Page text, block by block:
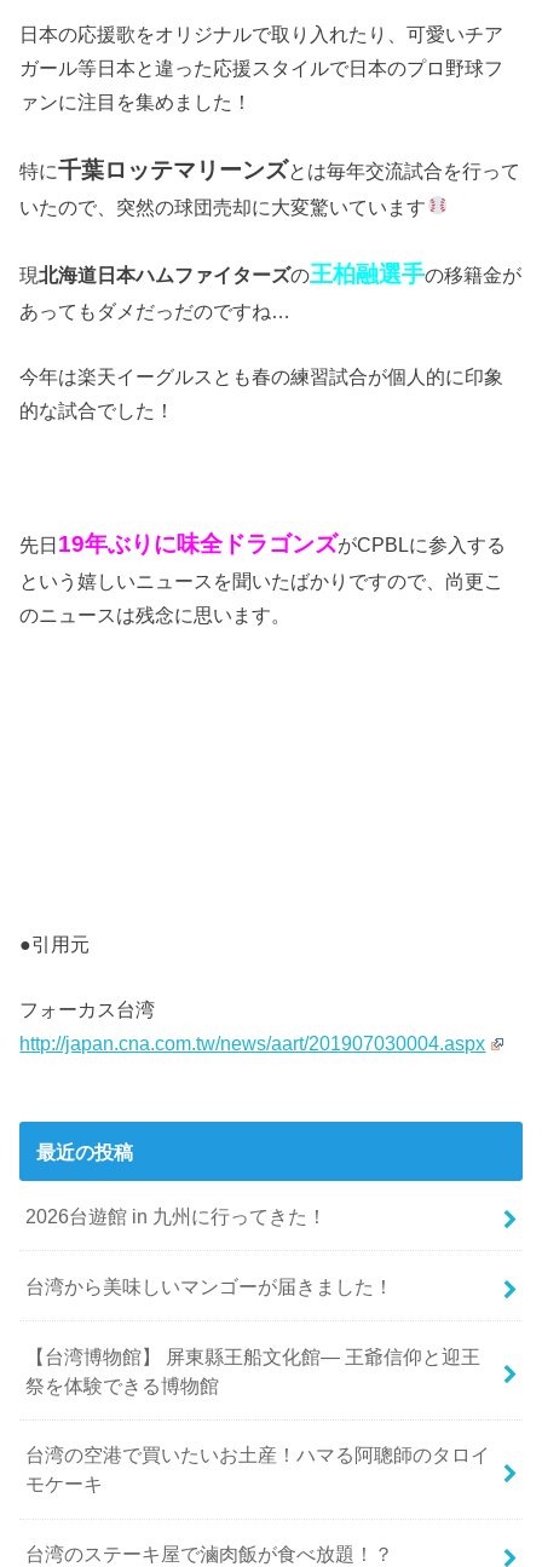
日本の応援歌をオリジナルで取り入れたり、可愛いチア
ガール等日本と違った応援スタイルで日本のプロ野球フ
ァンに注目を集めました！
特に千葉ロッテマリーンズとは毎年交流試合を行って
いたので、突然の球団売却に大変驚いています
現北海道日本ハムファイターズの王柏融選手の移籍金が
あってもダメだっだのですね…
今年は楽天イーグルスとも春の練習試合が個人的に印象
的な試合でした！
先日19年ぶりに味全ドラゴンズがCPBLに参入する
という嬉しいニュースを聞いたばかりですので、尚更こ
のニュースは残念に思います。
●引用元
フォーカス台湾
http://japan.cna.com.tw/news/aart/201907030004.aspx
最近の投稿
2026台遊館 in 九州に行ってきた！
台湾から美味しいマンゴーが届きました！
【台湾博物館】 屏東縣王船文化館— 王爺信仰と迎王
祭を体験できる博物館
台湾の空港で買いたいお土産！ハマる阿聰師のタロイ
モケーキ
台湾のステーキ屋で滷肉飯が食べ放題！？